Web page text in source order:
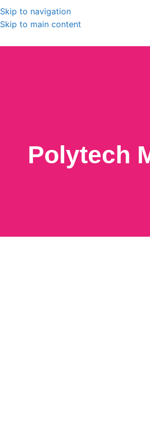
Skip to navigation
Skip to main content
Polytech